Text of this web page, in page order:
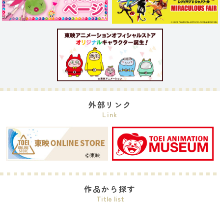
外部リンク
Link
作品から探す
Title list